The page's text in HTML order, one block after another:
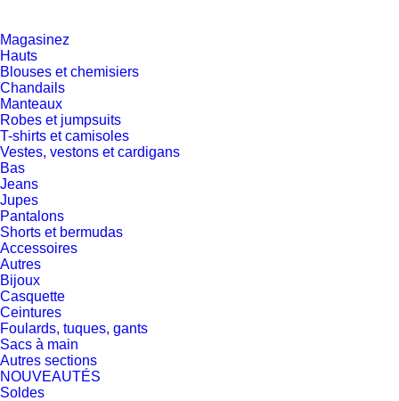
Magasinez
Hauts
Blouses et chemisiers
Chandails
Manteaux
Robes et jumpsuits
T-shirts et camisoles
Vestes, vestons et cardigans
Bas
Jeans
Jupes
Pantalons
Shorts et bermudas
Accessoires
Autres
Bijoux
Casquette
Ceintures
Foulards, tuques, gants
Sacs à main
Autres sections
NOUVEAUTÉS
Soldes